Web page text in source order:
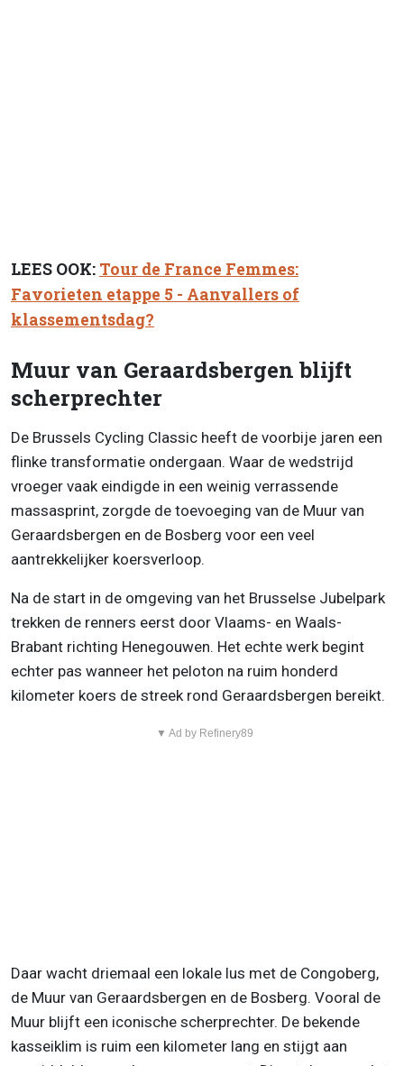
LEES OOK: Tour de France Femmes:
Favorieten etappe 5 - Aanvallers of
klassementsdag?
Muur van Geraardsbergen blijft
scherprechter
De Brussels Cycling Classic heeft de voorbije jaren een
flinke transformatie ondergaan. Waar de wedstrijd
vroeger vaak eindigde in een weinig verrassende
massasprint, zorgde de toevoeging van de Muur van
Geraardsbergen en de Bosberg voor een veel
aantrekkelijker koersverloop.
Na de start in de omgeving van het Brusselse Jubelpark
trekken de renners eerst door Vlaams- en Waals-
Brabant richting Henegouwen. Het echte werk begint
echter pas wanneer het peloton na ruim honderd
kilometer koers de streek rond Geraardsbergen bereikt.
▼ Ad by Refinery89
Daar wacht driemaal een lokale lus met de Congoberg,
de Muur van Geraardsbergen en de Bosberg. Vooral de
Muur blijft een iconische scherprechter. De bekende
kasseiklim is ruim een kilometer lang en stijgt aan